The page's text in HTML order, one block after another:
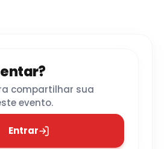
compartilhar sua
evento.
Entrar